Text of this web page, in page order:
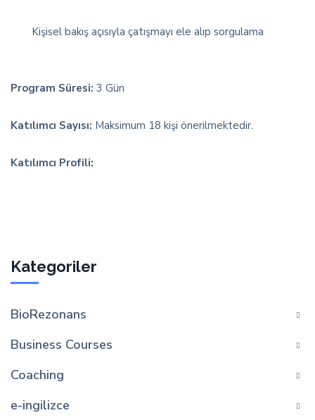
Kişisel bakış açısıyla çatışmayı ele alıp sorgulama
Program Süresi: 3 Gün
Katılımcı Sayısı: Maksimum 18 kişi önerilmektedir.
Katılımcı Profili:
Kategoriler
BioRezonans
Business Courses
Coaching
e-ingilizce